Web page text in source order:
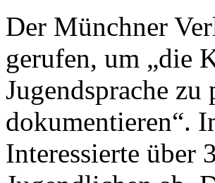
Der Münchner
gerufen, um „die
Jugendsprache
dokumentieren“.
Interessierte über